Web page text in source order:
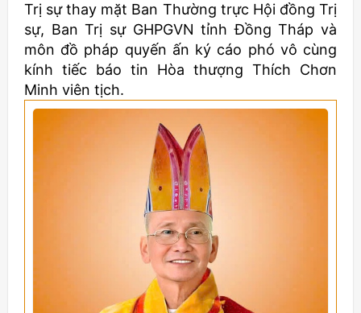
Trị sự thay mặt Ban Thường trực Hội đồng Trị
sự, Ban Trị sự GHPGVN tỉnh Đồng Tháp và
môn đồ pháp quyến ấn ký cáo phó vô cùng
kính tiếc báo tin Hòa thượng Thích Chơn
Minh viên tịch.